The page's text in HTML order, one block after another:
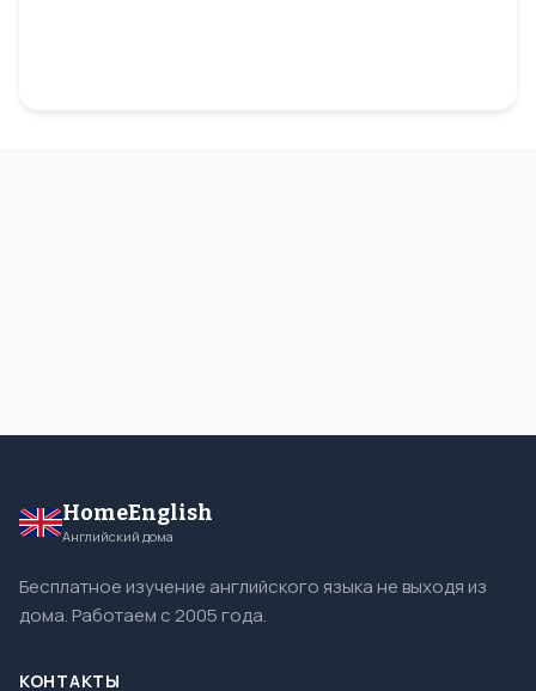
HomeEnglish
Английский дома
Бесплатное изучение английского языка не выходя из
дома. Работаем с 2005 года.
КОНТАКТЫ